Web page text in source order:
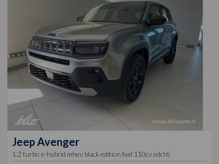
JeepAvenger
1.2 turbo e-hybrid mhev black edition fwd 110cv edct6